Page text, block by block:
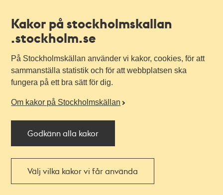
Kakor på stockholmskallan
.stockholm.se
På Stockholmskällan använder vi kakor, cookies, för att
sammanställa statistik och för att webbplatsen ska
fungera på ett bra sätt för dig.
Om kakor på Stockholmskällan
Godkänn alla kakor
Välj vilka kakor vi får använda